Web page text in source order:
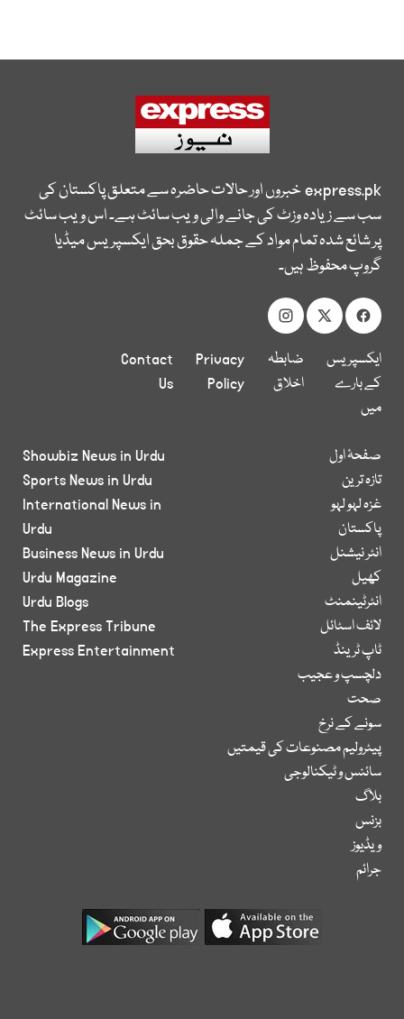
express.pkخبروں اور حالات حاضرہ سے متعلق پاکستان کی
سب سے زیادہ وزٹ کی جانے والی ویب سائٹ ہے۔ اس ویب سائٹ
پر شائع شدہ تمام مواد کے جملہ حقوق بحق ایکسپریس میڈیا
گروپ محفوظ ہیں۔
ایکسپریس
کے بارے
میں
ضابطہ
اخلاق
Privacy
Policy
Contact
Us
صفحۂ اول
تازہ ترین
غزہ لہو لہو
پاکستان
انٹر نیشنل
کھیل
انٹرٹینمنٹ
لائف اسٹائل
ٹاپ ٹرینڈ
دلچسپ و عجیب
صحت
سونے کے نرخ
پیٹرولیم مصنوعات کی قیمتیں
سائنس و ٹیکنالوجی
بلاگ
بزنس
ویڈیوز
جرائم
Showbiz News in Urdu
Sports News in Urdu
International News in
Urdu
Business News in Urdu
Urdu Magazine
Urdu Blogs
The Express Tribune
Express Entertainment